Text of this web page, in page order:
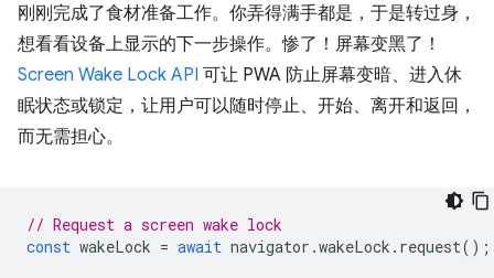
刚刚完成了食材准备工作。你弄得满手都是，于是转过身，
想看看设备上显示的下一步操作。惨了！屏幕变黑了！
Screen Wake Lock API 可让 PWA 防止屏幕变暗、进入休
眠状态或锁定，让用户可以随时停止、开始、离开和返回，
而无需担心。
// Request a screen wake lock
const wakeLock = await navigator .wakeLock . request();